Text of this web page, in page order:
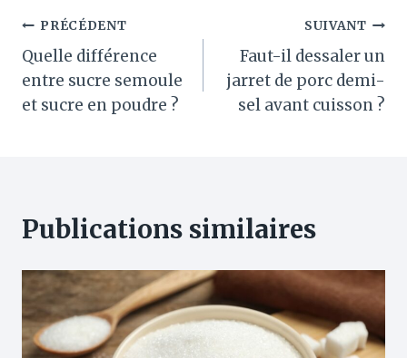
Navigation
de
l’article
PRÉCÉDENT
Quelle différence
entre sucre semoule
et sucre en poudre ?
SUIVANT
Faut-il dessaler un
jarret de porc demi-
sel avant cuisson ?
Publications similaires